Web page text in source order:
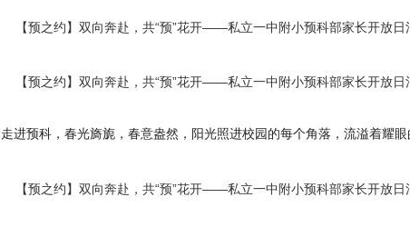
走进预科，春光旖旎，春意盎然，阳光照进校园的每个角落，流溢着耀眼